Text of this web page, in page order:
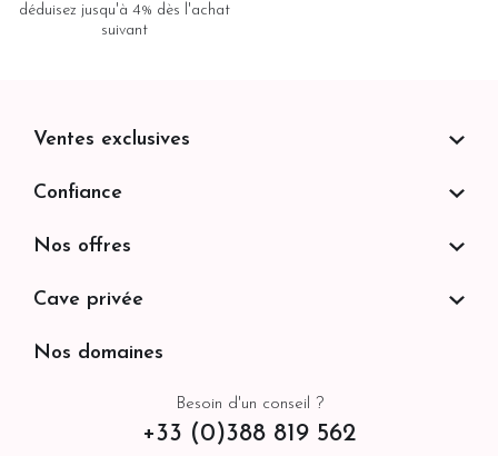
déduisez jusqu'à 4% dès l'achat
suivant
Besoin d'un conseil ?
+33 (0)388 819 562
Ventes exclusives
Confiance
Nos offres
Cave privée
Nos domaines